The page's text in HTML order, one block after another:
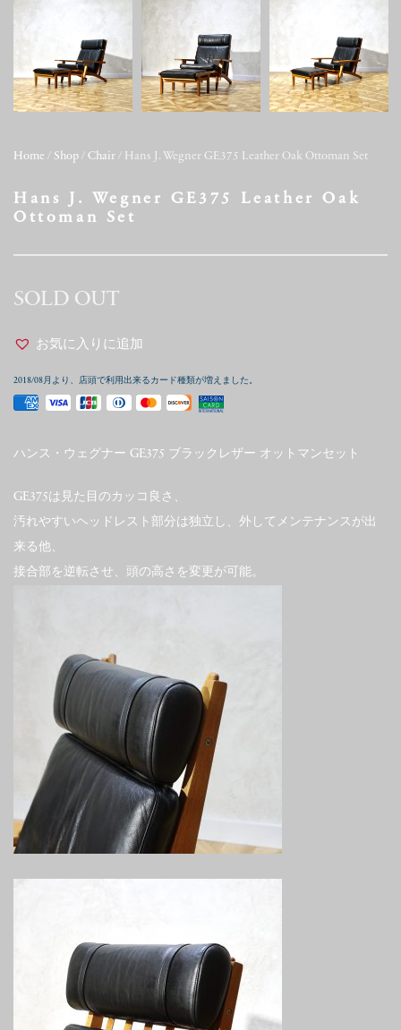
Home / Shop / Chair / Hans J. Wegner GE375 Leather Oak Ottoman Set
Hans J. Wegner GE375 Leather Oak
Ottoman Set
SOLD OUT
お気に入りに追加
2018/08月より、店頭で利用出来るカード種類が増えました。
ハンス・ウェグナー GE375 ブラックレザー オットマンセット
GE375は見た目のカッコ良さ、
汚れやすいヘッドレスト部分は独立し、外してメンテナンスが出
来る他、
接合部を逆転させ、頭の高さを変更が可能。